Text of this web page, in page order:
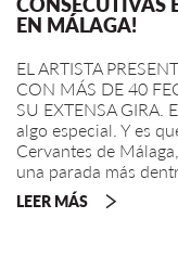
EN MÁLAGA!
EL ARTISTA
CON MÁS DE 40
SU EXTENSA
algo especial. Y es
Cervantes de
una parada más
LEER MÁS